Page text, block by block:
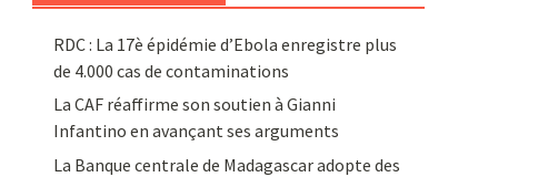
RDC : La 17è épidémie d’Ebola enregistre plus
de 4.000 cas de contaminations
La CAF réaffirme son soutien à Gianni
Infantino en avançant ses arguments
La Banque centrale de Madagascar adopte des